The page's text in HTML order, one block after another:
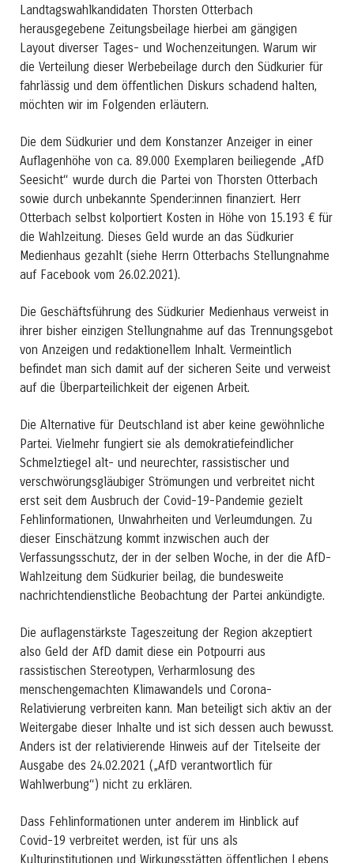
Landtagswahlkandidaten Thorsten Otterbach
herausgegebene Zeitungsbeilage hierbei am gängigen
Layout diverser Tages- und Wochenzeitungen. Warum wir
die Verteilung dieser Werbebeilage durch den Südkurier für
fahrlässig und dem öffentlichen Diskurs schadend halten,
möchten wir im Folgenden erläutern.
Die dem Südkurier und dem Konstanzer Anzeiger in einer
Auflagenhöhe von ca. 89.000 Exemplaren beiliegende „AfD
Seesicht“ wurde durch die Partei von Thorsten Otterbach
sowie durch unbekannte Spender:innen finanziert. Herr
Otterbach selbst kolportiert Kosten in Höhe von 15.193 € für
die Wahlzeitung. Dieses Geld wurde an das Südkurier
Medienhaus gezahlt (siehe Herrn Otterbachs Stellungnahme
auf Facebook vom 26.02.2021).
Die Geschäftsführung des Südkurier Medienhaus verweist in
ihrer bisher einzigen Stellungnahme auf das Trennungsgebot
von Anzeigen und redaktionellem Inhalt. Vermeintlich
befindet man sich damit auf der sicheren Seite und verweist
auf die Überparteilichkeit der eigenen Arbeit.
Die Alternative für Deutschland ist aber keine gewöhnliche
Partei. Vielmehr fungiert sie als demokratiefeindlicher
Schmelztiegel alt- und neurechter, rassistischer und
verschwörungsgläubiger Strömungen und verbreitet nicht
erst seit dem Ausbruch der Covid-19-Pandemie gezielt
Fehlinformationen, Unwahrheiten und Verleumdungen. Zu
dieser Einschätzung kommt inzwischen auch der
Verfassungsschutz, der in der selben Woche, in der die AfD-
Wahlzeitung dem Südkurier beilag, die bundesweite
nachrichtendienstliche Beobachtung der Partei ankündigte.
Die auflagenstärkste Tageszeitung der Region akzeptiert
also Geld der AfD damit diese ein Potpourri aus
rassistischen Stereotypen, Verharmlosung des
menschengemachten Klimawandels und Corona-
Relativierung verbreiten kann. Man beteiligt sich aktiv an der
Weitergabe dieser Inhalte und ist sich dessen auch bewusst.
Anders ist der relativierende Hinweis auf der Titelseite der
Ausgabe des 24.02.2021 („AfD verantwortlich für
Wahlwerbung“) nicht zu erklären.
Dass Fehlinformationen unter anderem im Hinblick auf
Covid-19 verbreitet werden, ist für uns als
Kulturinstitutionen und Wirkungsstätten öffentlichen Lebens